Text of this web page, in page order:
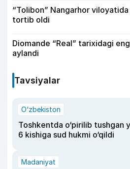
“Tolibon” Nangarhor
tortib oldi
Diomande “Real” tarixidagi
aylandi
Tavsiyalar
O‘zbekiston
Toshkentda o‘pirilib tushgan
6 kishiga sud hukmi o‘qildi
Madaniyat